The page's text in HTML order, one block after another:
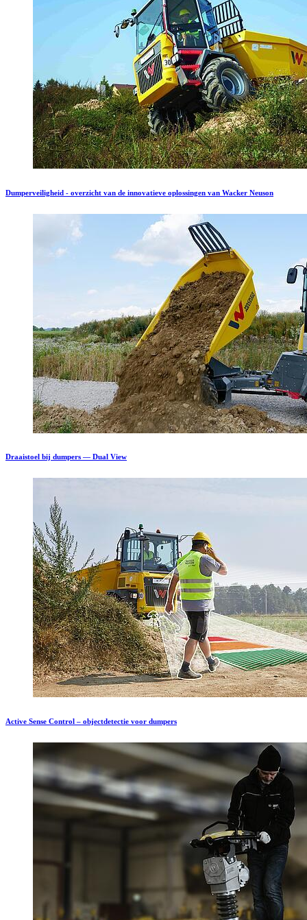
Dumperveiligheid - overzicht van de innovatieve oplossingen van Wacker Neuson
Draaistoel bij dumpers — Dual View
Active Sense Control – objectdetectie voor dumpers